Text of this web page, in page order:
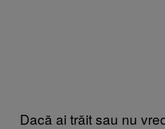
Dacă ai trăit sau nu